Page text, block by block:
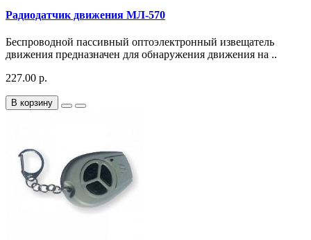
Радиодатчик движения МЛ-570
Беспроводной пассивный оптоэлектронный извещатель
движения предназначен для обнаружения движения на ..
227.00 р.
В корзину